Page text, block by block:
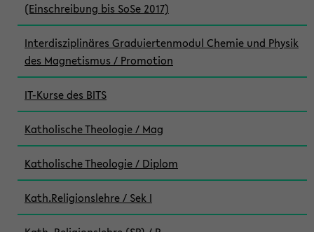
(Einschreibung bis SoSe 2017)
Interdisziplinäres Graduiertenmodul Chemie und Physik
des Magnetismus / Promotion
IT-Kurse des BITS
Katholische Theologie / Mag
Katholische Theologie / Diplom
Kath.Religionslehre / Sek I